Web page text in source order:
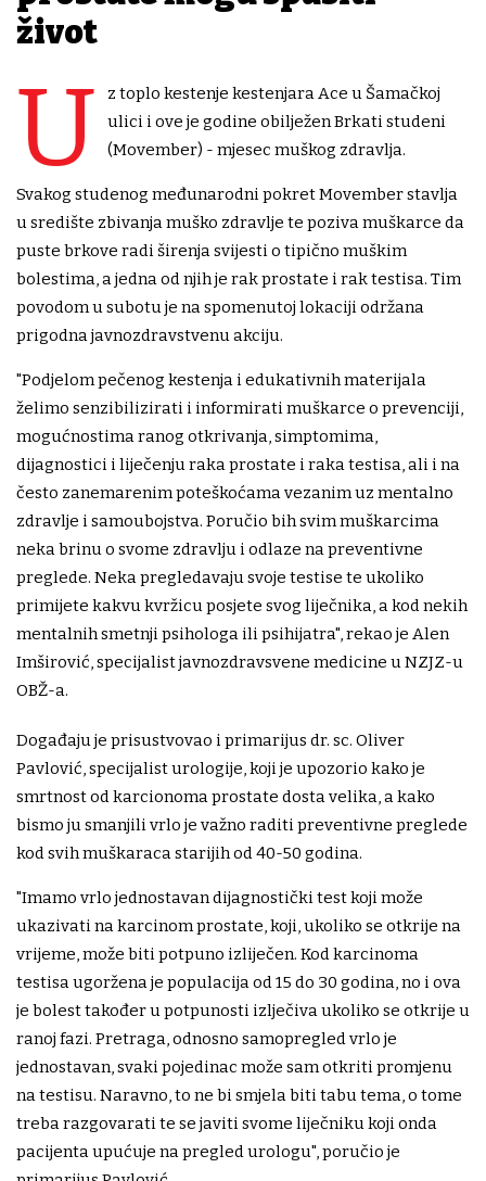
život
U
z toplo kestenje kestenjara Ace u Šamačkoj
ulici i ove je godine obilježen Brkati studeni
(Movember) - mjesec muškog zdravlja.
Svakog studenog međunarodni pokret Movember stavlja
u središte zbivanja muško zdravlje te poziva muškarce da
puste brkove radi širenja svijesti o tipično muškim
bolestima, a jedna od njih je rak prostate i rak testisa. Tim
povodom u subotu je na spomenutoj lokaciji održana
prigodna javnozdravstvenu akciju.
"Podjelom pečenog kestenja i edukativnih materijala
želimo senzibilizirati i informirati muškarce o prevenciji,
mogućnostima ranog otkrivanja, simptomima,
dijagnostici i liječenju raka prostate i raka testisa, ali i na
često zanemarenim poteškoćama vezanim uz mentalno
zdravlje i samoubojstva. Poručio bih svim muškarcima
neka brinu o svome zdravlju i odlaze na preventivne
preglede. Neka pregledavaju svoje testise te ukoliko
primijete kakvu kvržicu posjete svog liječnika, a kod nekih
mentalnih smetnji psihologa ili psihijatra", rekao je Alen
Imširović, specijalist javnozdravsvene medicine u NZJZ-u
OBŽ-a.
Događaju je prisustvovao i primarijus dr. sc. Oliver
Pavlović, specijalist urologije, koji je upozorio kako je
smrtnost od karcionoma prostate dosta velika, a kako
bismo ju smanjili vrlo je važno raditi preventivne preglede
kod svih muškaraca starijih od 40-50 godina.
"Imamo vrlo jednostavan dijagnostički test koji može
ukazivati na karcinom prostate, koji, ukoliko se otkrije na
vrijeme, može biti potpuno izliječen. Kod karcinoma
testisa ugoržena je populacija od 15 do 30 godina, no i ova
je bolest također u potpunosti izlječiva ukoliko se otkrije u
ranoj fazi. Pretraga, odnosno samopregled vrlo je
jednostavan, svaki pojedinac može sam otkriti promjenu
na testisu. Naravno, to ne bi smjela biti tabu tema, o tome
treba razgovarati te se javiti svome liječniku koji onda
pacijenta upućuje na pregled urologu", poručio je